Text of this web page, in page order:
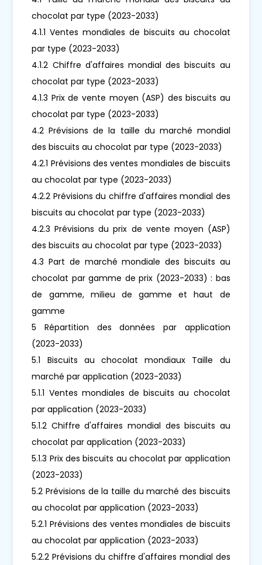
chocolat par type (2023-2033)
4.1.1 Ventes mondiales de biscuits au chocolat
par type (2023-2033)
4.1.2 Chiffre d'affaires mondial des biscuits au
chocolat par type (2023-2033)
4.1.3 Prix de vente moyen (ASP) des biscuits au
chocolat par type (2023-2033)
4.2 Prévisions de la taille du marché mondial
des biscuits au chocolat par type (2023-2033)
4.2.1 Prévisions des ventes mondiales de biscuits
au chocolat par type (2023-2033)
4.2.2 Prévisions du chiffre d'affaires mondial des
biscuits au chocolat par type (2023-2033)
4.2.3 Prévisions du prix de vente moyen (ASP)
des biscuits au chocolat par type (2023-2033)
4.3 Part de marché mondiale des biscuits au
chocolat par gamme de prix (2023-2033) : bas
de gamme, milieu de gamme et haut de
gamme
5 Répartition des données par application
(2023-2033)
5.1 Biscuits au chocolat mondiaux Taille du
marché par application (2023-2033)
5.1.1 Ventes mondiales de biscuits au chocolat
par application (2023-2033)
5.1.2 Chiffre d'affaires mondial des biscuits au
chocolat par application (2023-2033)
5.1.3 Prix des biscuits au chocolat par application
(2023-2033)
5.2 Prévisions de la taille du marché des biscuits
au chocolat par application (2023-2033)
5.2.1 Prévisions des ventes mondiales de biscuits
au chocolat par application (2023-2033)
5.2.2 Prévisions du chiffre d'affaires mondial des